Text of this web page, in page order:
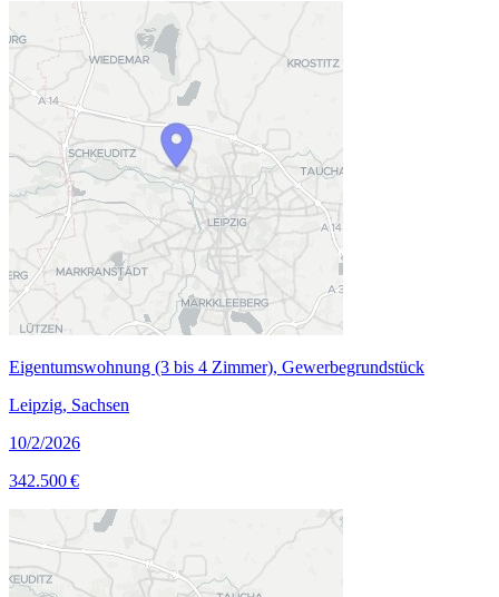
Eigentumswohnung (3 bis 4 Zimmer), Gewerbegrundstück
Leipzig, Sachsen
10/2/2026
342.500 €